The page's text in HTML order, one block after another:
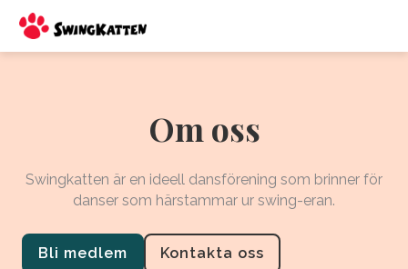
Hoppa
innehåll
Om oss
Swingkatten är en ideell dansförening som brinner för
danser som härstammar ur swing-eran.
Bli medlem Kontakta oss